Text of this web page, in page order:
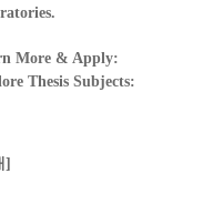
More & Apply:
Thesis Subjects:
]